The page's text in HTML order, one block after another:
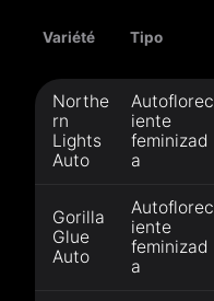
Variété Tipo
Northe
rn
Lights
Auto
Autoflorec
iente
feminizad
a
Gorilla
Glue
Auto
Autoflorec
iente
feminizad
a